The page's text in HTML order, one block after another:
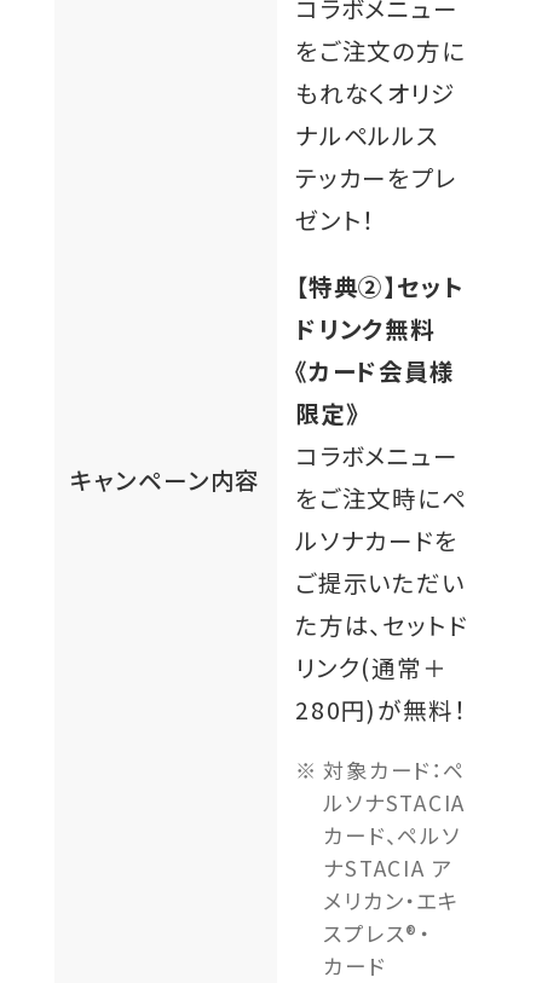
キャンペーン内容
コラボメニュー
をご注文の方に
もれなくオリジ
ナルペルルス
テッカーをプレ
ゼント！
【特典②】セット
ドリンク無料
《カード会員様
限定》
コラボメニュー
をご注文時にペ
ルソナカードを
ご提示いただい
た方は、セットド
リンク(通常＋
280円)が無料！
対象カード：ペ
ルソナSTACIA
カード、ペルソ
ナSTACIA ア
メリカン・エキ
スプレス®・
カード